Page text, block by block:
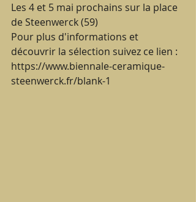
Les 4 et 5 mai prochains sur la place
de Steenwerck (59)
Pour plus d'informations et
découvrir la sélection suivez ce lien :
https://www.biennale-ceramique-
steenwerck.fr/blank-1